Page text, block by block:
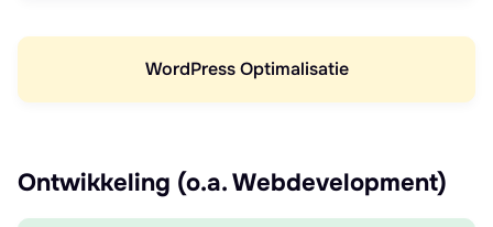
WordPress Optimalisatie
Ontwikkeling (o.a. Webdevelopment)